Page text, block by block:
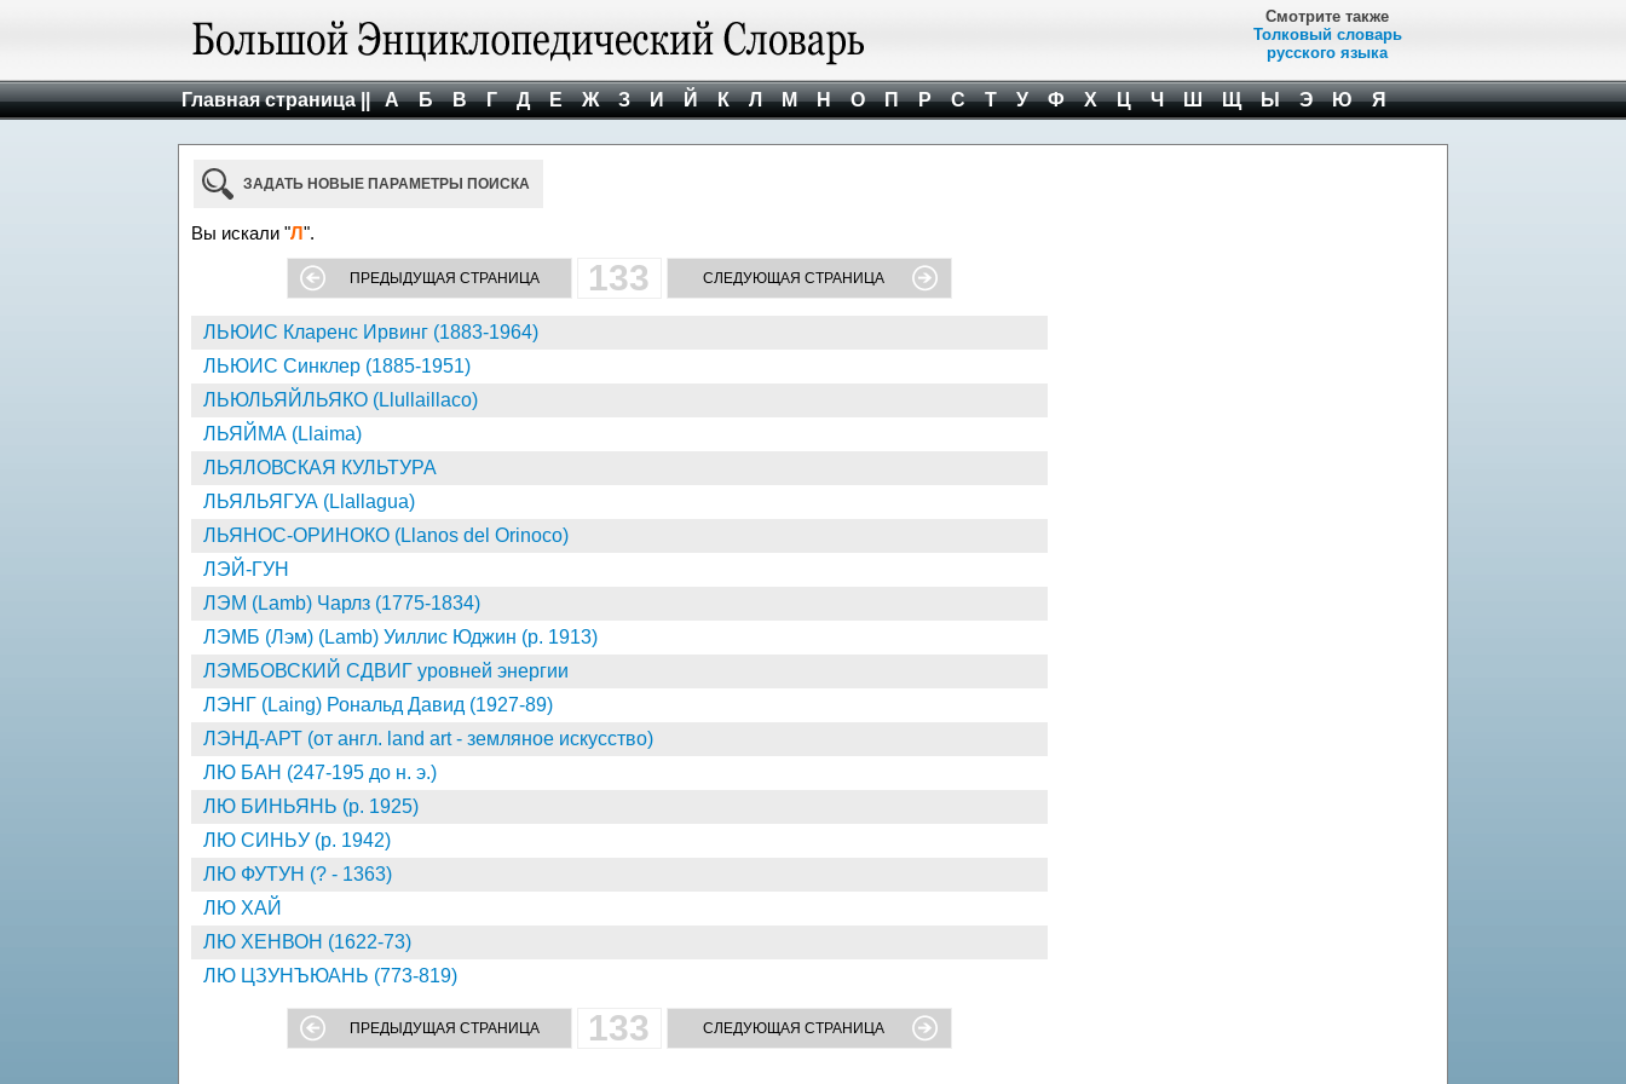
Смотрите также
Толковый словарь
русского языка
Главная страница || А Б В Г Д Е Ж З И Й К Л М Н О П Р С Т У Ф Х Ц Ч Ш Щ Ы Э Ю Я
ЗАДАТЬ НОВЫЕ ПАРАМЕТРЫ ПОИСКА
Вы искали "Л".
ПРЕДЫДУЩАЯ СТРАНИЦА 133 СЛЕДУЮЩАЯ СТРАНИЦА
ЛЬЮИС Кларенс Ирвинг (1883-1964)
ЛЬЮИС Синклер (1885-1951)
ЛЬЮЛЬЯЙЛЬЯКО (Llullaillaco)
ЛЬЯЙМА (Llaima)
ЛЬЯЛОВСКАЯ КУЛЬТУРА
ЛЬЯЛЬЯГУА (Llallagua)
ЛЬЯНОС-ОРИНОКО (Llanos del Orinoco)
ЛЭЙ-ГУН
ЛЭМ (Lamb) Чарлз (1775-1834)
ЛЭМБ (Лэм) (Lamb) Уиллис Юджин (р. 1913)
ЛЭМБОВСКИЙ СДВИГ уровней энергии
ЛЭНГ (Laing) Рональд Давид (1927-89)
ЛЭНД-АРТ (от англ. land art - земляное искусство)
ЛЮ БАН (247-195 до н. э.)
ЛЮ БИНЬЯНЬ (р. 1925)
ЛЮ СИНЬУ (р. 1942)
ЛЮ ФУТУН (? - 1363)
ЛЮ ХАЙ
ЛЮ ХЕНВОН (1622-73)
ЛЮ ЦЗУНЪЮАНЬ (773-819)
ПРЕДЫДУЩАЯ СТРАНИЦА 133 СЛЕДУЮЩАЯ СТРАНИЦА